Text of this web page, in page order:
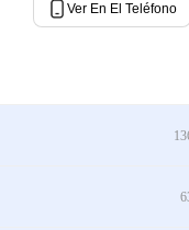
Ver En El Teléfono